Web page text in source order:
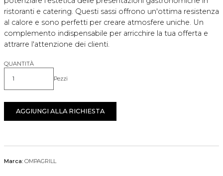
ristoranti e catering. Questi sassi offrono un'ottima resistenza
al calore e sono perfetti per creare atmosfere uniche. Un
complemento indispensabile per arricchire la tua offerta e
attrarre l'attenzione dei clienti.
QUANTITÀ
Quantità Pezzi
AGGIUNGI ALLA RICHIESTA
Marca: OMPAGRILL